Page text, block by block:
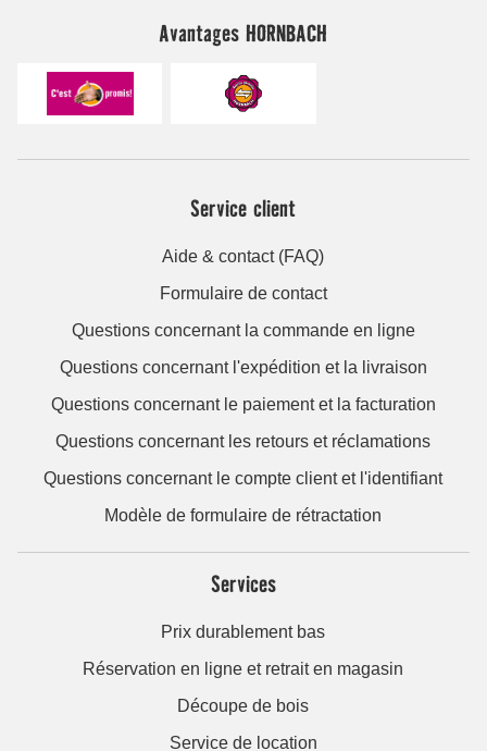
Avantages HORNBACH
Service client
Aide & contact (FAQ)
Formulaire de contact
Questions concernant la commande en ligne
Questions concernant l'expédition et la livraison
Questions concernant le paiement et la facturation
Questions concernant les retours et réclamations
Questions concernant le compte client et l'identifiant
Modèle de formulaire de rétractation
Services
Prix durablement bas
Réservation en ligne et retrait en magasin
Découpe de bois
Service de location